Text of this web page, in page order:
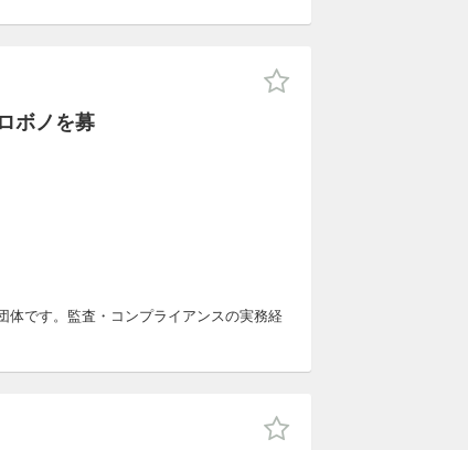
ボノを募
体です。監査・コンプライアンスの実務経